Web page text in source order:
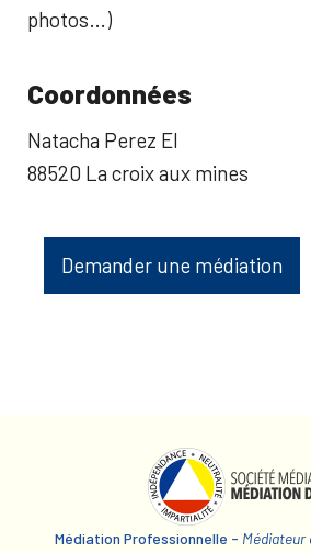
photos…)
Coordonnées
Natacha Perez EI
88520 La croix aux mines
Demander une médiation
Médiation Professionnelle - Médiateur